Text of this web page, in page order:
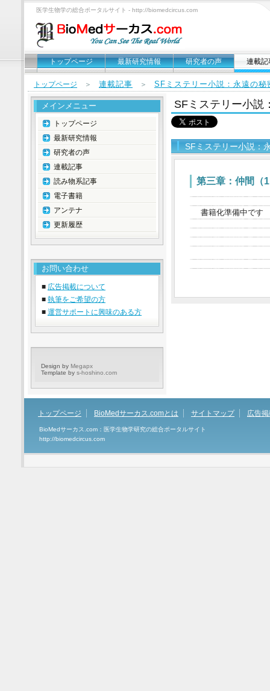
医学生物学の総合ポータルサイト - http://biomedcircus.com
トップページ 最新研究情報 研究者の声 連載記
トップページ ＞ 連載記事 ＞ SFミステリー小説：永遠の秘
SFミステリー小説
SFミステリー小説：
第三章：仲間（
書籍化準備中です
メインメニュー
トップページ
最新研究情報
研究者の声
連載記事
読み物系記事
電子書籍
アンテナ
更新履歴
お問い合わせ
■ 広告掲載について
■ 執筆をご希望の方
■ 運営サポートに興味のある方
Design by Megapx
Template by s-hoshino.com
トップページ BioMedサーカス.comとは サイトマップ 広告
BioMedサーカス.com：医学生物学研究の総合ポータルサイト
http://biomedcircus.com